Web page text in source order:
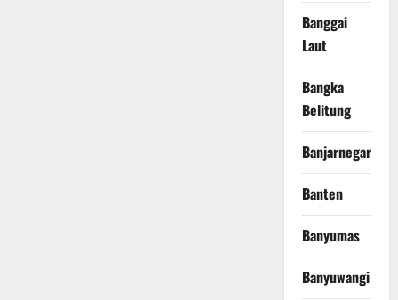
Banggai
Laut
Bangka
Belitung
Banjarnegara
Banten
Banyumas
Banyuwangi